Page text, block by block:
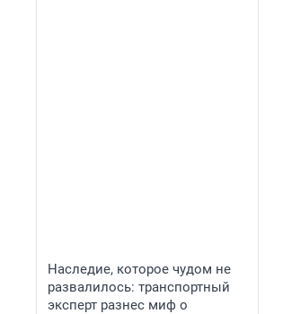
Наследие, которое чудом не
развалилось: транспортный
эксперт разнес миф о